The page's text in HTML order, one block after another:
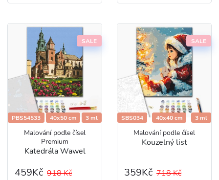
SALE
PBS54533 40x50 cm 3 ml
Malování podle čísel
Premium
Katedrála Wawel
459Kč 918 Kč
SALE
SBS034 40x40 cm 3 ml
Malování podle čísel
Kouzelný list
359Kč 718 Kč